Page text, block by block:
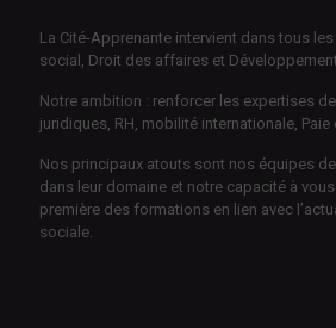
La Cité-Apprenante intervient dans tous
social, Droit des affaires et
Notre ambition : renforcer les expertises
juridiques, RH, mobilité internationale, Paie
Nos principaux atouts sont nos équipes
dans leur domaine et notre capacité à
première des formations en lien avec
sociale.